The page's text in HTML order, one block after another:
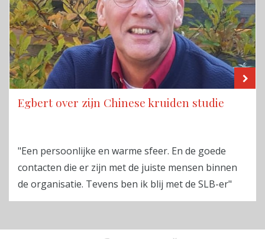
Egbert over zijn Chinese kruiden studie
"Een persoonlijke en warme sfeer. En de goede
contacten die er zijn met de juiste mensen binnen
de organisatie. Tevens ben ik blij met de SLB-er"